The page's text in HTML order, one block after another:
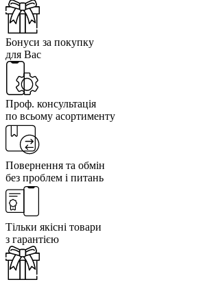
Бонуси за покупку
для Вас
Проф. консультація
по всьому асортименту
Повернення та обмін
без проблем і питань
Тільки якісні товари
з гарантією